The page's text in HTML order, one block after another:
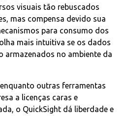
visuais tão rebuscados
mas compensa devido sua
para consumo dos
mais intuitiva se os dados
armazenados no ambiente da
outras ferramentas
a licenças caras e
o QuickSight dá liberdade e